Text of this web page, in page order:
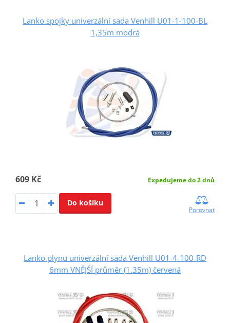
Lanko spojky univerzální sada Venhill U01-1-100-BL
1,35m modrá
609 Kč Expedujeme do 2 dnů
Do košíku
Porovnat
Lanko plynu univerzální sada Venhill U01-4-100-RD
6mm VNĚJŠÍ průměr (1.35m) červená